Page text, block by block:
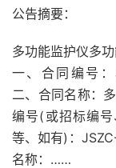
公告摘要：
多功能监护仪多
一、合同编号：
二、合同名称：
编号(或招标编
等、如有)：
名称：……